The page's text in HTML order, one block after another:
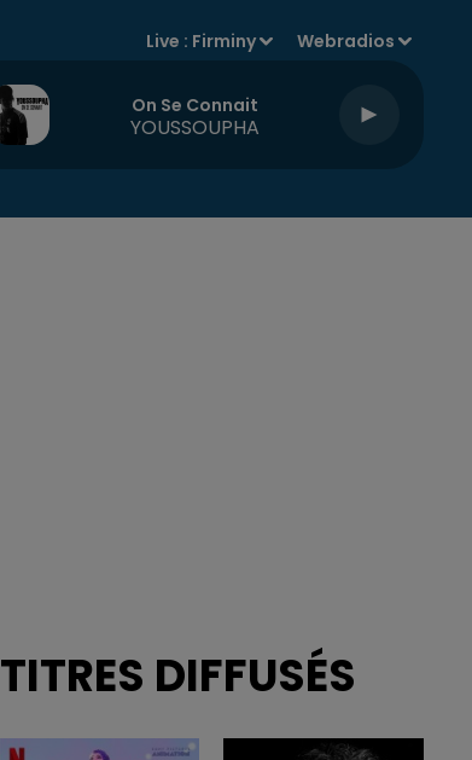
Live : Firminy Webradios
On Se Connait
YOUSSOUPHA
TITRES DIFFUSÉS